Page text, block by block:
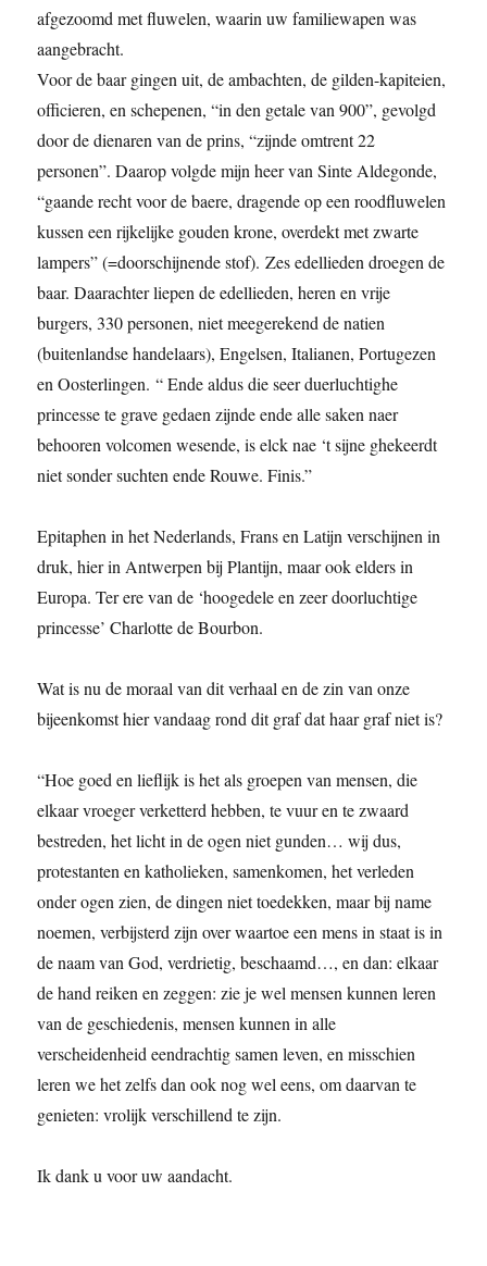
afgezoomd met fluwelen, waarin uw familiewapen was
aangebracht.
Voor de baar gingen uit, de ambachten, de gilden-kapiteien,
officieren, en schepenen, “in den getale van 900”, gevolgd
door de dienaren van de prins, “zijnde omtrent 22
personen”. Daarop volgde mijn heer van Sinte Aldegonde,
“gaande recht voor de baere, dragende op een roodfluwelen
kussen een rijkelijke gouden krone, overdekt met zwarte
lampers” (=doorschijnende stof). Zes edellieden droegen de
baar. Daarachter liepen de edellieden, heren en vrije
burgers, 330 personen, niet meegerekend de natien
(buitenlandse handelaars), Engelsen, Italianen, Portugezen
en Oosterlingen. “ Ende aldus die seer duerluchtighe
princesse te grave gedaen zijnde ende alle saken naer
behooren volcomen wesende, is elck nae ‘t sijne ghekeerdt
niet sonder suchten ende Rouwe. Finis.”
Epitaphen in het Nederlands, Frans en Latijn verschijnen in
druk, hier in Antwerpen bij Plantijn, maar ook elders in
Europa. Ter ere van de ‘hoogedele en zeer doorluchtige
princesse’ Charlotte de Bourbon.
Wat is nu de moraal van dit verhaal en de zin van onze
bijeenkomst hier vandaag rond dit graf dat haar graf niet is?
“Hoe goed en lieflijk is het als groepen van mensen, die
elkaar vroeger verketterd hebben, te vuur en te zwaard
bestreden, het licht in de ogen niet gunden… wij dus,
protestanten en katholieken, samenkomen, het verleden
onder ogen zien, de dingen niet toedekken, maar bij name
noemen, verbijsterd zijn over waartoe een mens in staat is in
de naam van God, verdrietig, beschaamd…, en dan: elkaar
de hand reiken en zeggen: zie je wel mensen kunnen leren
van de geschiedenis, mensen kunnen in alle
verscheidenheid eendrachtig samen leven, en misschien
leren we het zelfs dan ook nog wel eens, om daarvan te
genieten: vrolijk verschillend te zijn.
Ik dank u voor uw aandacht.